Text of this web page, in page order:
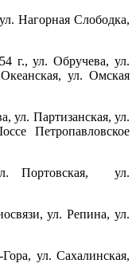
Нагорная Слободка,
г., ул. Обручева, ул.
ул. Омская
ул. Партизанская, ул.
Петропавловское
Портовская, ул.
ул. Репина, ул.
ул. Сахалинская,